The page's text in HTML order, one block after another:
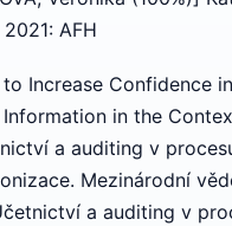
AFH
Increase Confidence in
in the
a auditing v
Mezinárodní
a auditing v